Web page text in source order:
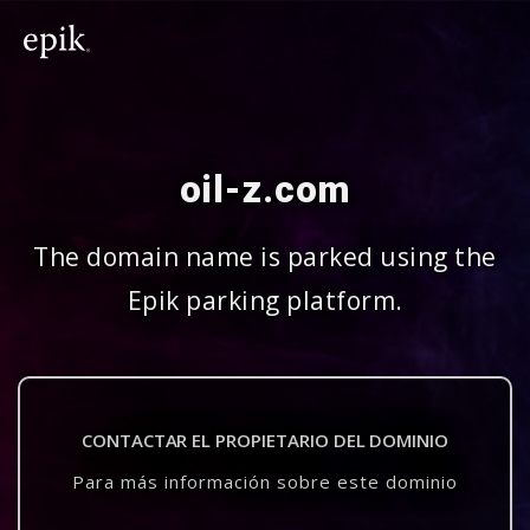
oil-z.com
The domain name is parked using the
Epik parking platform.
CONTACTAR EL PROPIETARIO DEL DOMINIO
Para más información sobre este dominio